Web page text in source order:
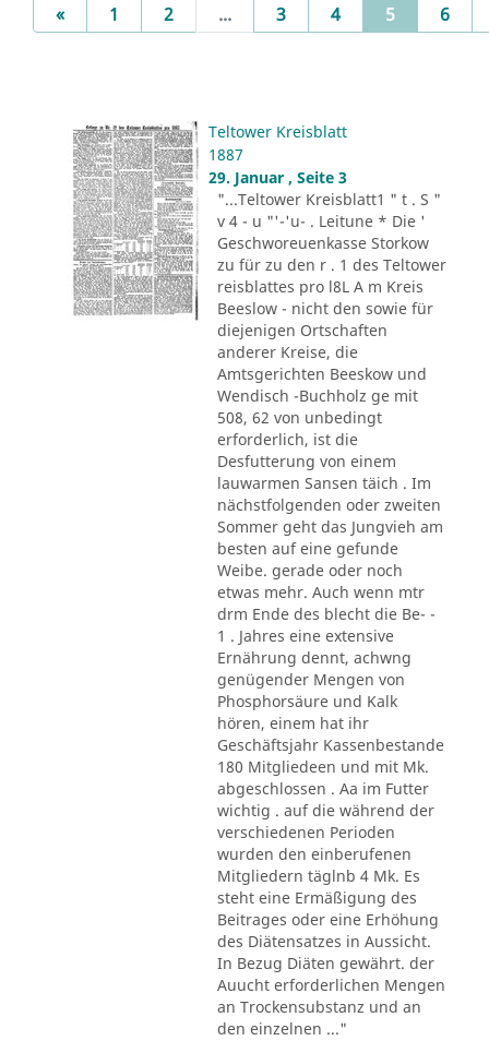
«Previous
1 2 ... 3 4 5(current)
6
Teltower Kreisblatt
1887
29. Januar , Seite 3
"...Teltower Kreisblatt1 " t . S "
v 4 - u "'-'u- . Leitune * Die '
Geschworeuenkasse Storkow
zu für zu den r . 1 des Teltower
reisblattes pro l8L A m Kreis
Beeslow - nicht den sowie für
diejenigen Ortschaften
anderer Kreise, die
Amtsgerichten Beeskow und
Wendisch -Buchholz ge mit
508, 62 von unbedingt
erforderlich, ist die
Desfutterung von einem
lauwarmen Sansen täich . Im
nächstfolgenden oder zweiten
Sommer geht das Jungvieh am
besten auf eine gefunde
Weibe. gerade oder noch
etwas mehr. Auch wenn mtr
drm Ende des blecht die Be- -
1 . Jahres eine extensive
Ernährung dennt, achwng
genügender Mengen von
Phosphorsäure und Kalk
hören, einem hat ihr
Geschäftsjahr Kassenbestande
180 Mitgliedeen und mit Mk.
abgeschlossen . Aa im Futter
wichtig . auf die während der
verschiedenen Perioden
wurden den einberufenen
Mitgliedern täglnb 4 Mk. Es
steht eine Ermäßigung des
Beitrages oder eine Erhöhung
des Diätensatzes in Aussicht.
In Bezug Diäten gewährt. der
Auucht erforderlichen Mengen
an Trockensubstanz und an
den einzelnen ..."